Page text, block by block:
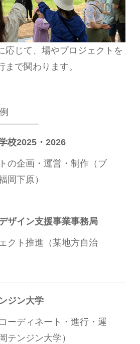
応じて、場やプロジェクトを
まで関わります。
校2025・2026
の企画・運営・制作（ブ
岡下原）
ザイン支援事業事務局
クト推進（某地方自治
ジン大学
ーディネート・進行・運
テンジン大学）